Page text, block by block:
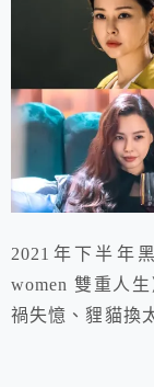
2021年下半年
women 雙重人
禍失憶、貍貓換